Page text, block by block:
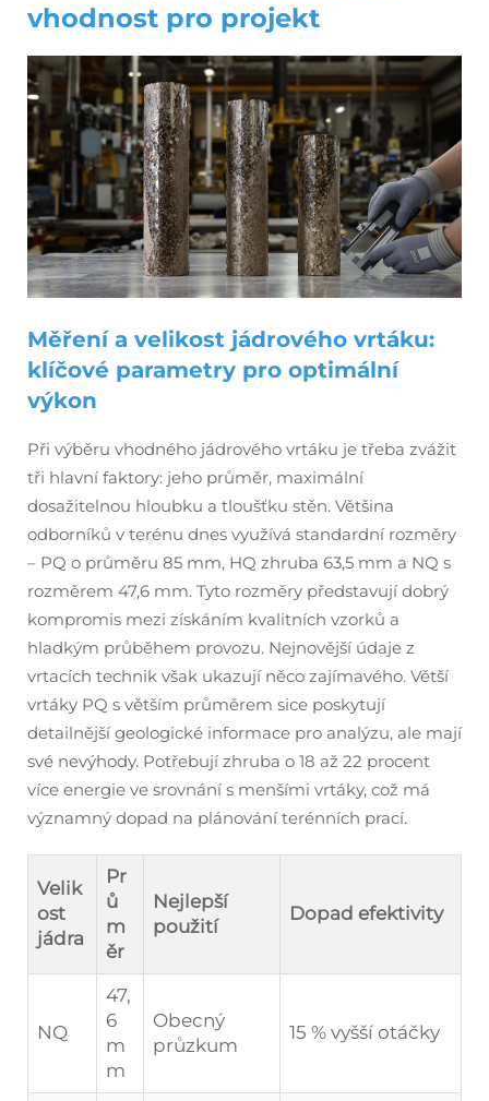
vhodnost pro projekt
Měření a velikost jádrového vrtáku:
klíčové parametry pro optimální
výkon
Při výběru vhodného jádrového vrtáku je třeba zvážit
tři hlavní faktory: jeho průměr, maximální
dosažitelnou hloubku a tloušťku stěn. Většina
odborníků v terénu dnes využívá standardní rozměry
– PQ o průměru 85 mm, HQ zhruba 63,5 mm a NQ s
rozměrem 47,6 mm. Tyto rozměry představují dobrý
kompromis mezi získáním kvalitních vzorků a
hladkým průběhem provozu. Nejnovější údaje z
vrtacích technik však ukazují něco zajímavého. Větší
vrtáky PQ s větším průměrem sice poskytují
detailnější geologické informace pro analýzu, ale mají
své nevýhody. Potřebují zhruba o 18 až 22 procent
více energie ve srovnání s menšími vrtáky, což má
významný dopad na plánování terénních prací.
Velik
ost
jádra
Pr
ů
m
ěr
Nejlepší
použití
Dopad efektivity
NQ
47,
6
m
m
Obecný
průzkum
15 % vyšší otáčky